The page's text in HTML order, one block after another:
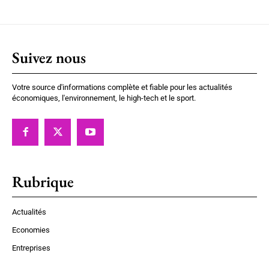
Suivez nous
Votre source d'informations complète et fiable pour les actualités
économiques, l'environnement, le high-tech et le sport.
Rubrique
Actualités
Economies
Entreprises